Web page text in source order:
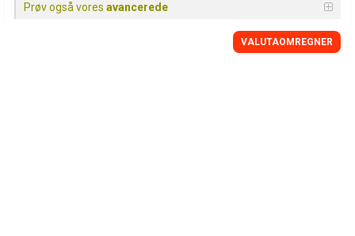
Prøv også vores avancerede
VALUTAOMREGNER